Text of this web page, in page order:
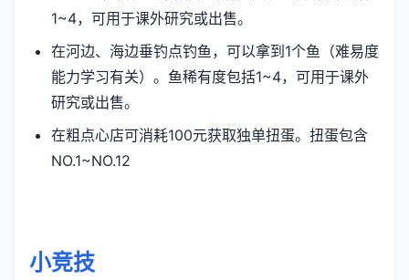
1~4，可用于课外研究或出售。
在河边、海边垂钓点钓鱼，可以拿到1个鱼（难易度
能力学习有关）。鱼稀有度包括1~4，可用于课外
研究或出售。
在粗点心店可消耗100元获取独单扭蛋。扭蛋包含
NO.1~NO.12
小竞技